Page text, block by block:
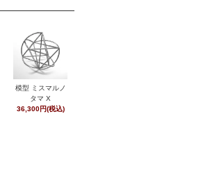
模型 ミスマルノ
タマ X
36,300円(税込)